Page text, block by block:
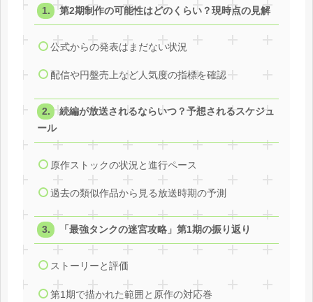
第2期制作の可能性はどのくらい？現時点の見解
公式からの発表はまだない状況
配信や円盤売上など人気度の指標を確認
続編が放送されるならいつ？予想されるスケジュ
ール
原作ストックの状況と進行ペース
過去の類似作品から見る放送時期の予測
「最強タンクの迷宮攻略」第1期の振り返り
ストーリーと評価
第1期で描かれた範囲と原作の対応巻